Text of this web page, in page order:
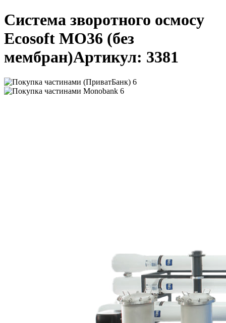
Система зворотного осмосу
Ecosoft MO36 (без
мембран)Артикул: 3381
6
6